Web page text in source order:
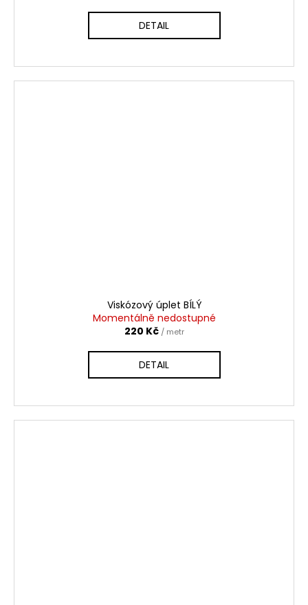
DETAIL
Viskózový úplet BÍLÝ
Momentálně nedostupné
220 Kč / metr
DETAIL